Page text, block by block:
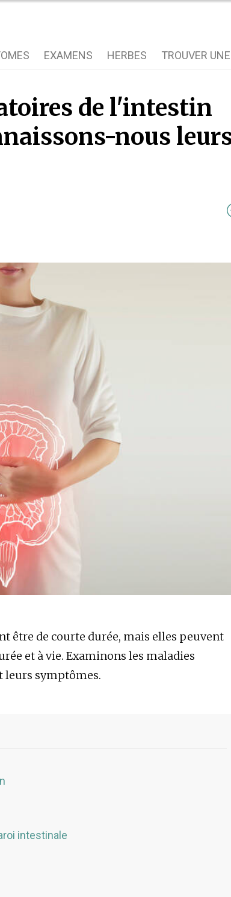
EXAMENS HERBES TROUVER
de l'intestin
nous
être de courte durée, mais elles peuvent
et à vie. Examinons les maladies
leurs symptômes.
intestinale